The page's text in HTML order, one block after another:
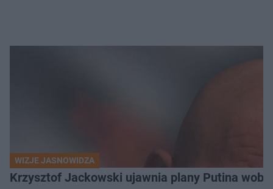
WIZJE JASNOWIDZA
Krzysztof Jackowski ujawnia plany Putina